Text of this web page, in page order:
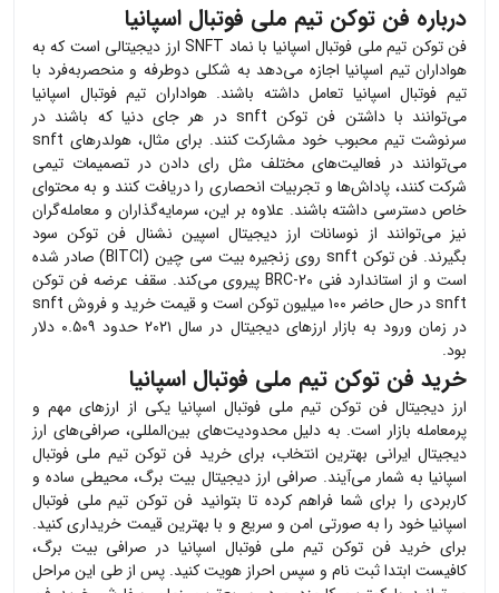
درباره فن توکن تیم ملی فوتبال اسپانیا
فن توکن تیم ملی فوتبال اسپانیا با نماد SNFT ارز دیجیتالی است که به
هواداران تیم اسپانیا اجازه می‌دهد به شکلی دوطرفه و منحصربه‌فرد با
تیم فوتبال اسپانیا تعامل داشته باشند. هواداران تیم فوتبال اسپانیا
می‌توانند با داشتن فن توکن snft در هر جای دنیا که باشند در
سرنوشت تیم محبوب خود مشارکت کنند. برای مثال، هولدرهای snft
می‌توانند در فعالیت‌های مختلف مثل رای دادن در تصمیمات تیمی
شرکت کنند، پاداش‌ها و تجربیات انحصاری را دریافت کنند و به محتوای
خاص دسترسی داشته باشند. علاوه بر این، سرمایه‌گذاران و معامله‌گران
نیز می‌توانند از نوسانات ارز دیجیتال اسپین نشنال فن توکن سود
بگیرند. فن توکن‌ snft روی زنجیره
بیت سی چین (BITCI)
صادر شده‌
است و از استاندارد فنی BRC-20 پیروی می‌کند. سقف عرضه فن توکن
snft در حال حاضر ۱۰۰ میلیون توکن است و قیمت خرید و فروش snft
در زمان ورود به بازار ارزهای دیجیتال در سال ۲۰۲۱ حدود ۰.۵۰۹ دلار
بود.
خرید فن توکن تیم ملی فوتبال اسپانیا
ارز دیجیتالفن توکن تیم ملی فوتبال اسپانیا یکی از ارزهای مهم و
پرمعامله بازار است. به دلیل محدودیت‌های بین‌المللی، صرافی‌های ارز
دیجیتال ایرانی بهترین انتخاب، برای خرید فن توکن تیم ملی فوتبال
اسپانیا به شمار می‌آیند. صرافی ارز دیجیتال بیت برگ، محیطی ساده و
کاربردی را برای شما فراهم کرده تا بتوانید فن توکن تیم ملی فوتبال
اسپانیاخود را به صورتی امن و سریع و با بهترین قیمت خریداری کنید.
برای خریدفن توکن تیم ملی فوتبال اسپانیا در صرافی بیت برگ،
کافیست ابتدا ثبت نام و سپس احراز هویت کنید. پس از طی این مراحل